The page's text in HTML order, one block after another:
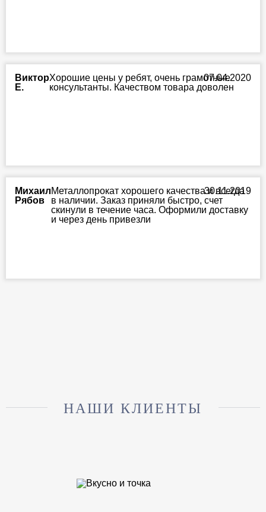
Виктор
Е.
07.04.2020
Хорошие цены у ребят, очень грамотные
консультанты. Качеством товара доволен
Михаил
Рябов
30.11.2019
Металлопрокат хорошего качества и всегда
в наличии. Заказ приняли быстро, счет
скинули в течение часа. Оформили доставку
и через день привезли
НАШИ КЛИЕНТЫ